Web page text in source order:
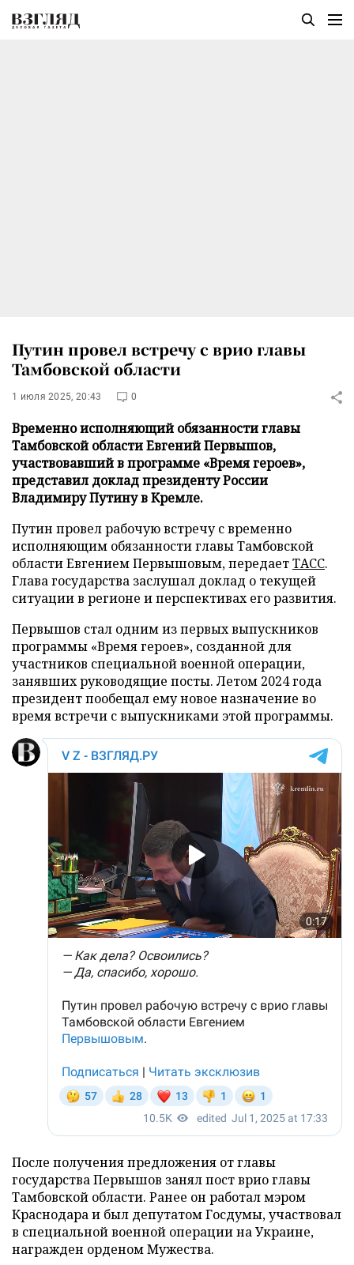
Путин провел встречу с врио главы
Тамбовской области
1 июля 2025, 20:43 0
Временно исполняющий обязанности главы
Тамбовской области Евгений Первышов,
участвовавший в программе «Время героев»,
представил доклад президенту России
Владимиру Путину в Кремле.
Путин провел рабочую встречу с временно
исполняющим обязанности главы Тамбовской
области Евгением Первышовым, передаетТАСС.
Глава государства заслушал доклад о текущей
ситуации в регионе и перспективах его развития.
Первышов стал одним из первых выпускников
программы «Время героев», созданной для
участников специальной военной операции,
занявших руководящие посты. Летом 2024 года
президент пообещал ему новое назначение во
время встречи с выпускниками этой программы.
После получения предложения от главы
государства Первышов занял пост врио главы
Тамбовской области. Ранее он работал мэром
Краснодара и был депутатом Госдумы, участвовал
в специальной военной операции на Украине,
награжден орденом Мужества.